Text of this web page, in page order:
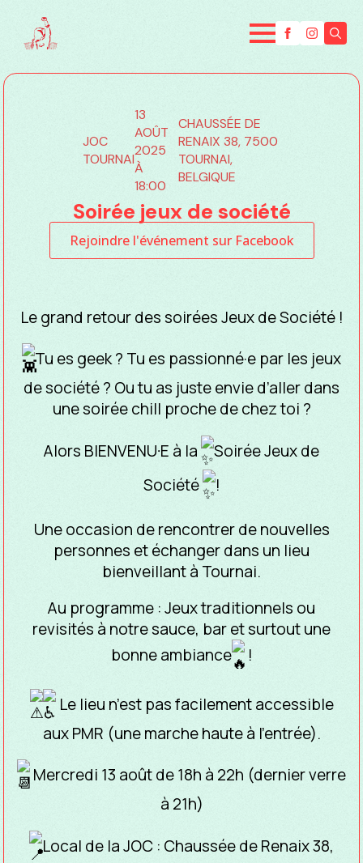
for:
JOC
TOURNAI
13
AOÛT
2025
À
18:00
CHAUSSÉE DE
RENAIX 38, 7500
TOURNAI,
BELGIQUE
Soirée jeux de société
Rejoindre l'événement sur Facebook
Le grand retour des soirées Jeux de Société !
Tu es geek ? Tu es passionné·e par les jeux
de société ? Ou tu as juste envie d’aller dans
une soirée chill proche de chez toi ?
Alors BIENVENU·E à la
Soirée Jeux de
Société
!
Une occasion de rencontrer de nouvelles
personnes et échanger dans un lieu
bienveillant à Tournai.
Au programme : Jeux traditionnels ou
revisités à notre sauce, bar et surtout une
bonne ambiance
!
Le lieu n’est pas facilement accessible
aux PMR (une marche haute à l’entrée).
Mercredi 13 août de 18h à 22h (dernier verre
à 21h)
Local de la JOC : Chaussée de Renaix 38,